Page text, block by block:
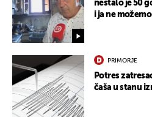
nestalo je 50
i ja ne
PRIMORJE
Potres
čaša u stanu